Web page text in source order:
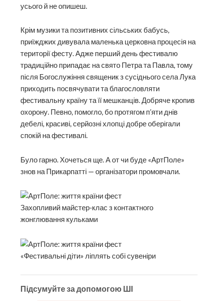
усього й не опишеш.
Крім музики та позитивних сільських бабусь,
приїжджих дивувала маленька церковна процесія на
території фесту. Адже перший день фестивалю
традиційно припадає на свято Петра та Павла, тому
після Богослужіння священик з сусіднього села Лука
приходить посвячувати та благословляти
фестивальну країну та її мешканців. Добряче кропив
охорону. Певно, помогло, бо протягом п’яти днів
дебелі, красиві, серйозні хлопці добре оберігали
спокій на фестивалі.
Було гарно. Хочеться ще. А от чи буде «АртПоле»
знов на Прикарпатті — організатори промовчали.
Захопливий майстер-клас з контактного
жонглювання кульками
«Фестивальні діти» ліплять собі сувеніри
Підсумуйте за допомогою ШІ